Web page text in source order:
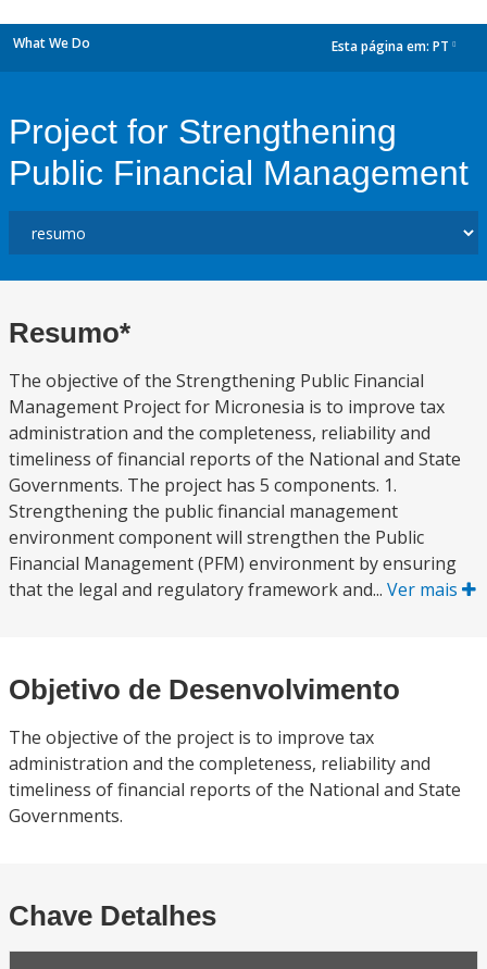
What We Do Esta página em: PT
Project for Strengthening
Public Financial Management
Resumo*
The objective of the Strengthening Public Financial
Management Project for Micronesia is to improve tax
administration and the completeness, reliability and
timeliness of financial reports of the National and State
Governments. The project has 5 components. 1.
Strengthening the public financial management
environment component will strengthen the Public
Financial Management (PFM) environment by ensuring
that the legal and regulatory framework and... Ver mais
Objetivo de Desenvolvimento
The objective of the project is to improve tax
administration and the completeness, reliability and
timeliness of financial reports of the National and State
Governments.
Chave Detalhes